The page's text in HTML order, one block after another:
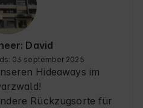
Highlights macht
angenehm.
David
03 september 2025
Hideaways im
Rückzugsorte für